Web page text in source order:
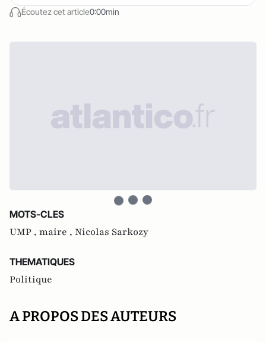
Écoutez cet article0:00min
MOTS-CLES
UMP , maire , Nicolas Sarkozy
THEMATIQUES
Politique
A PROPOS DES AUTEURS